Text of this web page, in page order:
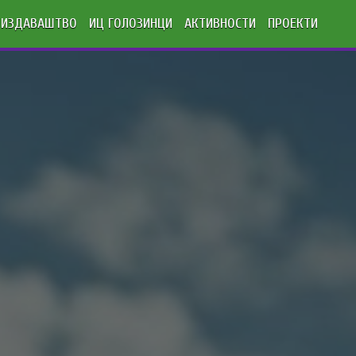
ИЗДАВАШТВО ИЦ ГОЛОЗИНЦИ АКТИВНОСТИ ПРОЕКТИ